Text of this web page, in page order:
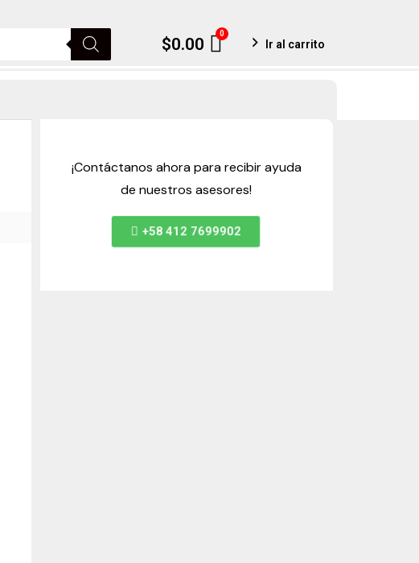
$0.00
0Cart Ir al carrito
¡Contáctanos ahora para recibir ayuda
de nuestros asesores!
+58 412 7699902